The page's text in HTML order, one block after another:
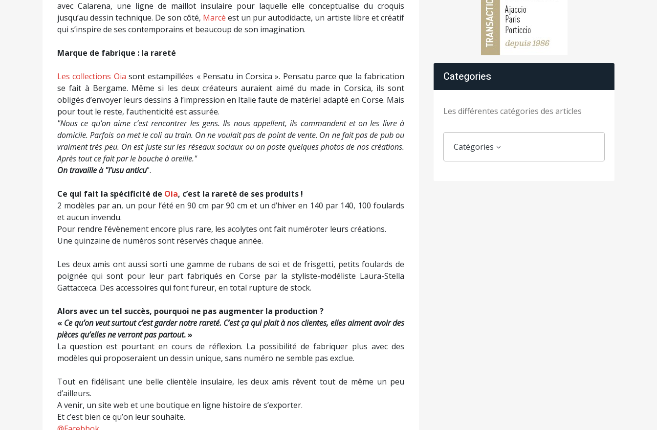
avec Calarena, une ligne de maillot insulaire pour laquelle elle conceptualise du croquis
jusqu’au dessin technique. De son côté, Marcè est un pur autodidacte, un artiste libre et créatif
qui s’inspire de ses contemporains et beaucoup de son imagination.
Marque de fabrique : la rareté
Les collections Oia sont estampillées « Pensatu in Corsica ». Pensatu parce que la fabrication
se fait à Bergame. Même si les deux créateurs auraient aimé du made in Corsica, ils sont
obligés d’envoyer leurs dessins à l’impression en Italie faute de matériel adapté en Corse. Mais
pour tout le reste, l’authenticité est assurée.
"Nous ce qu’on aime c’est rencontrer les gens. Ils nous appellent, ils commandent et on les livre à
domicile. Parfois on met le coli au train. On ne voulait pas de point de vente. On ne fait pas de pub ou
vraiment très peu. On est juste sur les réseaux sociaux ou on poste quelques photos de nos créations.
Après tout ce fait par le bouche à oreille."
On travaille à "l’usu anticu".
Ce qui fait la spécificité de Oia, c’est la rareté de ses produits !
2 modèles par an, un pour l’été en 90 cm par 90 cm et un d’hiver en 140 par 140, 100 foulards
et aucun invendu.
Pour rendre l’évènement encore plus rare, les acolytes ont fait numéroter leurs créations.
Une quinzaine de numéros sont réservés chaque année.
Les deux amis ont aussi sorti une gamme de rubans de soi et de frisgetti, petits foulards de
poignée qui sont pour leur part fabriqués en Corse par la styliste-modéliste Laura-Stella
Gattacceca. Des accessoires qui font fureur, en total rupture de stock.
Alors avec un tel succès, pourquoi ne pas augmenter la production ?
« Ce qu’on veut surtout c’est garder notre rareté. C’est ça qui plait à nos clientes, elles aiment avoir des
pièces qu’elles ne verront pas partout. »
La question est pourtant en cours de réflexion. La possibilité de fabriquer plus avec des
modèles qui proposeraient un dessin unique, sans numéro ne semble pas exclue.
Tout en fidélisant une belle clientèle insulaire, les deux amis rêvent tout de même un peu
d’ailleurs.
A venir, un site web et une boutique en ligne histoire de s’exporter.
Et c’est bien ce qu’on leur souhaite.
Categories
Les différentes catégories des articles
Catégories